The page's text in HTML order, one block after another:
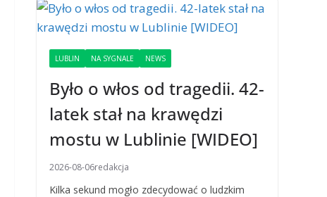
LUBLIN NA SYGNALE NEWS
Było o włos od tragedii. 42-
latek stał na krawędzi
mostu w Lublinie [WIDEO]
2026-08-06redakcja
Kilka sekund mogło zdecydować o ludzkim